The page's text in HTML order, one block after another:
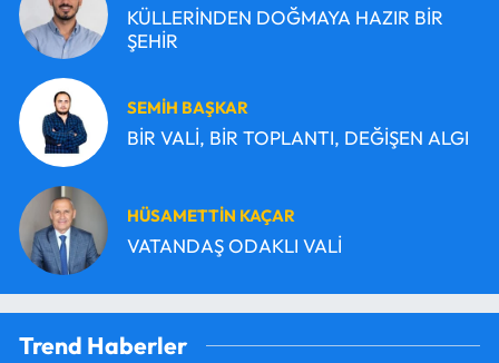
KÜLLERİNDEN DOĞMAYA HAZIR BİR
ŞEHİR
SEMİH BAŞKAR
BİR VALİ, BİR TOPLANTI, DEĞİŞEN ALGI
HÜSAMETTİN KAÇAR
VATANDAŞ ODAKLI VALİ
Trend Haberler